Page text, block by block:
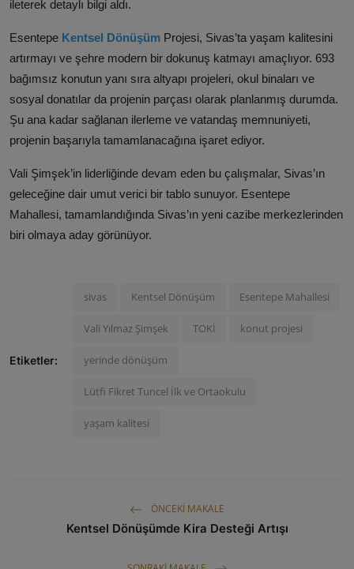
ileterek detaylı bilgi aldı.
Esentepe Kentsel Dönüşüm Projesi, Sivas’ta yaşam kalitesini
artırmayı ve şehre modern bir dokunuş katmayı amaçlıyor. 693
bağımsız konutun yanı sıra altyapı projeleri, okul binaları ve
sosyal donatılar da projenin parçası olarak planlanmış durumda.
Şu ana kadar sağlanan ilerleme ve vatandaş memnuniyeti,
projenin başarıyla tamamlanacağına işaret ediyor.
Vali Şimşek’in liderliğinde devam eden bu çalışmalar, Sivas’ın
geleceğine dair umut verici bir tablo sunuyor. Esentepe
Mahallesi, tamamlandığında Sivas’ın yeni cazibe merkezlerinden
biri olmaya aday görünüyor.
Etiketler:
sivas Kentsel Dönüşüm Esentepe Mahallesi
Vali Yılmaz Şimşek TOKİ konut projesi
yerinde dönüşüm
Lütfi Fikret Tuncel İlk ve Ortaokulu
yaşam kalitesi
ÖNCEKI MAKALE
Kentsel Dönüşümde Kira Desteği Artışı